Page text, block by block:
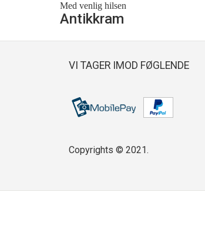
Med venlig hilsen
Antikkram
VI TAGER IMOD FØGLENDE
Copyrights © 2021.